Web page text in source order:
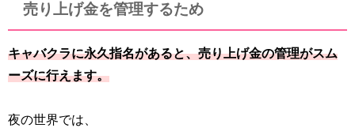
売り上げ金を管理するため
キャバクラに永久指名があると、売り上げ金の管理がスム
ーズに行えます。
夜の世界では、